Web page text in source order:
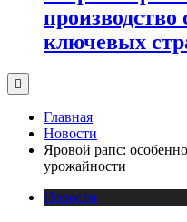
ключевых
Главная
Новости
Яровой рапс:
урожайности
Новости